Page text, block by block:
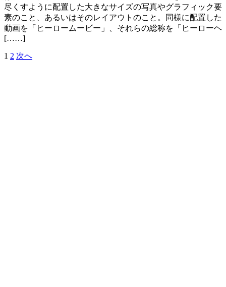
尽くすように配置した大きなサイズの写真やグラフィック要
素のこと、あるいはそのレイアウトのこと。同様に配置した
動画を「ヒーロームービー」、それらの総称を「ヒーローヘ
[……]
投
1 2 次へ